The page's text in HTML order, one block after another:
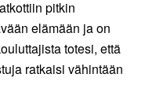
pitkin
elämään ja on
totesi, että
ratkaisi vähintään